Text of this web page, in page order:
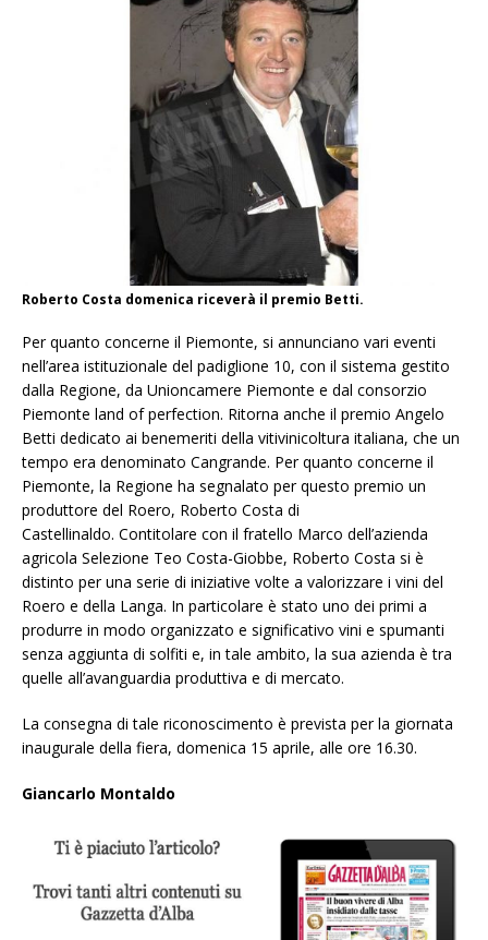
Roberto Costa domenica riceverà il premio Betti.
Per quanto concerne il Piemonte, si annunciano vari eventi
nell’area istituzionale del padiglione 10, con il sistema gestito
dalla Regione, da Unioncamere Piemonte e dal consorzio
Piemonte land of perfection. Ritorna anche il premio Angelo
Betti dedicato ai benemeriti della vitivinicoltura italiana, che un
tempo era denominato Cangrande. Per quanto concerne il
Piemonte, la Regione ha segnalato per questo premio un
produttore del Roero, Roberto Costa di
Castellinaldo. Contitolare con il fratello Marco dell’azienda
agricola Selezione Teo Costa-Giobbe, Roberto Costa si è
distinto per una serie di iniziative volte a valorizzare i vini del
Roero e della Langa. In particolare è stato uno dei primi a
produrre in modo organizzato e significativo vini e spumanti
senza aggiunta di solfiti e, in tale ambito, la sua azienda è tra
quelle all’avanguardia produttiva e di mercato.
La consegna di tale riconoscimento è prevista per la giornata
inaugurale della fiera, domenica 15 aprile, alle ore 16.30.
Giancarlo Montaldo